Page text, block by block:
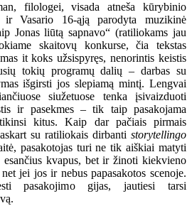
filologei, visada atneša kūrybinio
Vasario 16-ąją parodyta muzikinė
Jonas liūtą sapnavo“ (ratiliokams jau
skaitovų konkurse, čia tekstas
it koks užsispyręs, nenorintis keistis
tokių programų dalių – darbas su
išgirsti jos slepiamą mintį. Lengvai
siužetuose tenka įsivaizduoti
ir pasekmes – tik taip pasakojama
kitus. Kaip dar pačiais pirmais
su ratiliokais dirbanti storytellingo
pasakotojas turi ne tik aiškiai matyti
kvapus, bet ir žinoti kiekvieno
jei jos ir nebus papasakotos scenoje.
pasakojimo gijas, jautiesi tarsi